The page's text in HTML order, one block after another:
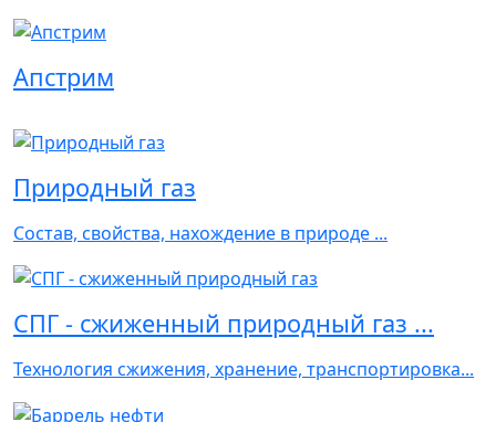
Апстрим
Природный газ
Состав, свойства, нахождение в природе ...
СПГ - сжиженный природный газ ...
Технология сжижения, хранение, транспортировка...